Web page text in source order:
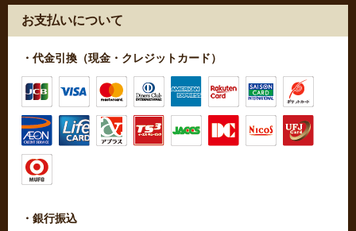
お支払いについて
・代金引換（現金・クレジットカード）
・銀行振込